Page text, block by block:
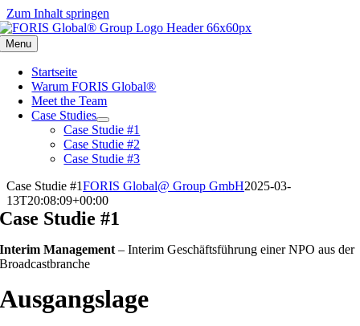
Zum Inhalt springen
Menu
Startseite
Warum FORIS Global®
Meet the Team
Case Studies
Case Studie #1
Case Studie #2
Case Studie #3
Case Studie #1FORIS Global@ Group GmbH2025-03-
13T20:08:09+00:00
Case Studie #1
Interim Management – Interim Geschäftsführung einer NPO aus der
Broadcastbranche
Ausgangslage